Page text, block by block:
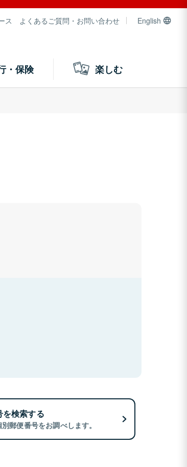
ス よくあるご質問・お問い合わせ English
・保険 楽しむ
検索する
郵便番号をお調べします。